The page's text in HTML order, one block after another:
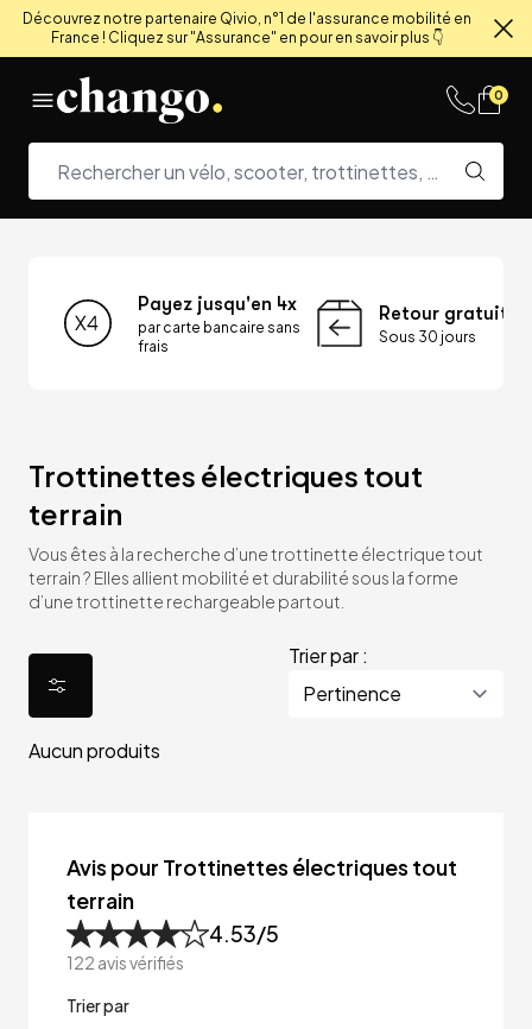
Découvrez notre partenaire Qivio, n°1 de l'assurance mobilité en
France ! Cliquez sur "Assurance" en pour en savoir plus 👇
0
Payez jusqu'en 4x
par carte bancaire sans
frais
Retour gratuit
Sous 30 jours
Trottinettes électriques tout
terrain
Vous êtes à la recherche d’une trottinette électrique tout
terrain ? Elles allient mobilité et durabilité sous la forme
d’une trottinette rechargeable partout.
Trier par :
Aucun produits
Avis pour Trottinettes électriques tout
terrain
4.53/5
122 avis vérifiés
Trier par